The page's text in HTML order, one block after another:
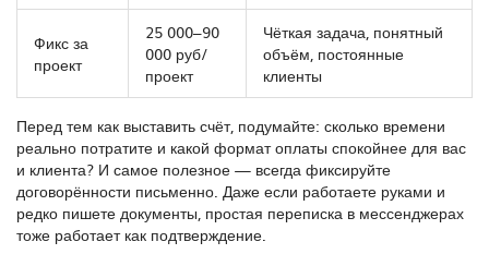
Фикс за
проект
25 000–90
000 руб/
проект
Чёткая задача, понятный
объём, постоянные
клиенты
Перед тем как выставить счёт, подумайте: сколько времени
реально потратите и какой формат оплаты спокойнее для вас
и клиента? И самое полезное — всегда фиксируйте
договорённости письменно. Даже если работаете руками и
редко пишете документы, простая переписка в мессенджерах
тоже работает как подтверждение.